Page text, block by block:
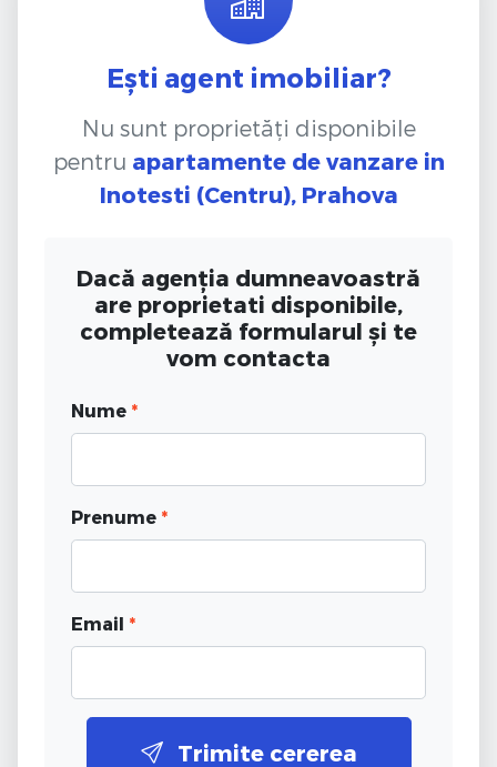
Ești agent imobiliar?
Nu sunt proprietăți disponibile
pentru apartamente de vanzare in
Inotesti (Centru), Prahova
Dacă agenția dumneavoastră
are proprietati disponibile,
completează formularul și te
vom contacta
Nume *
Prenume *
Email *
Trimite cererea